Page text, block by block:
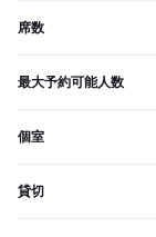
席数
最大予約可能人数
個室
貸切